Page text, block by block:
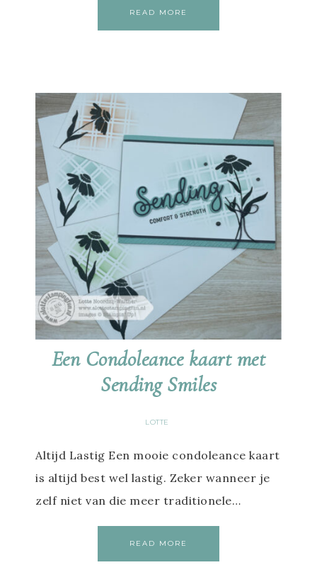
READ MORE
Een Condoleance kaart met
Sending Smiles
LOTTE
Altijd Lastig Een mooie condoleance kaart
is altijd best wel lastig. Zeker wanneer je
zelf niet van die meer traditionele…
READ MORE